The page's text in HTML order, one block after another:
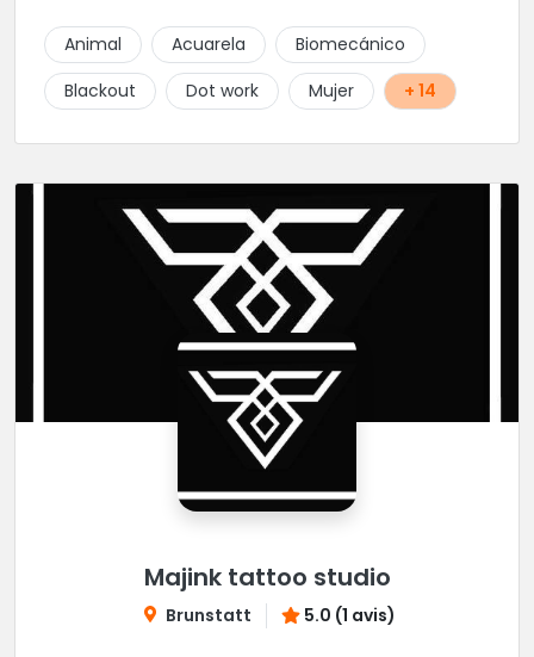
Animal Acuarela
Biomecánico
Blackout
Dot work Mujer + 14
Majink tattoo studio
Brunstatt 5.0 (1 avis)